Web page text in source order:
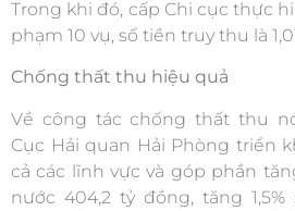
Trong khi đó, cấp Chi cục thực
phạm 10 vụ, số tiền truy thu là
Chống thất thu hiệu quả
Về công tác chống thất thu
Cục Hải quan Hải Phòng triển
cả các lĩnh vực và góp phần
nước 404,2 tỷ đồng, tăng